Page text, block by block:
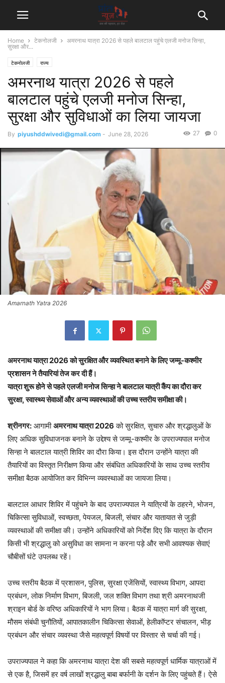
Home टेकनोलजी
अमरनाथ यात्रा 2026 से पहले बालटाल पहुंचे एलजी मनोज सिन्हा,
सुरक्षा और...
टेकनोलजी राज्य
अमरनाथ यात्रा 2026 से पहले
बालटाल पहुंचे एलजी मनोज सिन्हा,
सुरक्षा और सुविधाओं का लिया जायजा
By piyushddwivedi@gmail.com - June 28, 2026 0
27
Amarnath Yatra 2026
अमरनाथ यात्रा 2026 को सुरक्षित और व्यवस्थित बनाने के लिए जम्मू-कश्मीर
प्रशासन ने तैयारियां तेज कर दी हैं।
यात्रा शुरू होने से पहले एलजी मनोज सिन्हा ने बालटाल यात्री कैंप का दौरा कर
सुरक्षा, स्वास्थ्य सेवाओं और अन्य व्यवस्थाओं की उच्च स्तरीय समीक्षा की।
श्रीनगर: आगामीअमरनाथ यात्रा 2026 को सुरक्षित, सुचारु और श्रद्धालुओं के
लिए अधिक सुविधाजनक बनाने के उद्देश्य से जम्मू-कश्मीर के उपराज्यपाल मनोज
सिन्हा ने बालटाल यात्री शिविर का दौरा किया। इस दौरान उन्होंने यात्रा की
तैयारियों का विस्तृत निरीक्षण किया और संबंधित अधिकारियों के साथ उच्च स्तरीय
समीक्षा बैठक आयोजित कर विभिन्न व्यवस्थाओं का जायजा लिया।
बालटाल आधार शिविर में पहुंचने के बाद उपराज्यपाल ने यात्रियों के ठहरने, भोजन,
चिकित्सा सुविधाओं, स्वच्छता, पेयजल, बिजली, संचार और यातायात से जुड़ी
व्यवस्थाओं की समीक्षा की। उन्होंने अधिकारियों को निर्देश दिए कि यात्रा के दौरान
किसी भी श्रद्धालु को असुविधा का सामना न करना पड़े और सभी आवश्यक सेवाएं
चौबीसों घंटे उपलब्ध रहें।
उच्च स्तरीय बैठक में प्रशासन, पुलिस, सुरक्षा एजेंसियों, स्वास्थ्य विभाग, आपदा
प्रबंधन, लोक निर्माण विभाग, बिजली, जल शक्ति विभाग तथा श्री अमरनाथजी
श्राइन बोर्ड के वरिष्ठ अधिकारियों ने भाग लिया। बैठक में यात्रा मार्ग की सुरक्षा,
मौसम संबंधी चुनौतियों, आपातकालीन चिकित्सा सेवाओं, हेलीकॉप्टर संचालन, भीड़
प्रबंधन और संचार व्यवस्था जैसे महत्वपूर्ण विषयों पर विस्तार से चर्चा की गई।
उपराज्यपाल ने कहा कि अमरनाथ यात्रा देश की सबसे महत्वपूर्ण धार्मिक यात्राओं में
से एक है, जिसमें हर वर्ष लाखों श्रद्धालु बाबा बर्फानी के दर्शन के लिए पहुंचते हैं। ऐसे